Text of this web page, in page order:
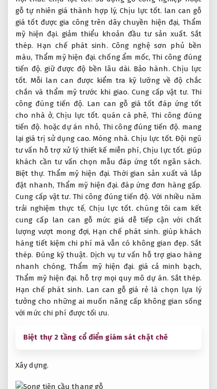
gỗ tự nhiên giá thành hợp lý, Chịu lực tốt. lan can gỗ
giá tốt được gia công trên dây chuyền hiện đại, Thẩm
mỹ hiện đại. giảm thiểu khoản đầu tư sản xuất. Sắt
thép. Hạn chế phát sinh. Công nghệ sơn phủ bền
màu, Thẩm mỹ hiện đại. chống ẩm mốc,Thi công đúng
tiến độ. giữ được độ bền lâu dài. Bảo hành. Chịu lực
tốt. Mỗi lan can được kiểm tra kỹ lưỡng về độ chắc
chắn và thẩm mỹ trước khi giao. Cung cấp vật tư. Thi
công đúng tiến độ. Lan can gỗ giá tốt đáp ứng tốt
cho nhà ở,Chịu lực tốt. quán cà phê, Thi công đúng
tiến độ. hoặc dự án nhỏ, Thi công đúng tiến độ. mang
lại giá trị sử dụng cao. Móng nhà. Chịu lực tốt. Đội ngũ
tư vấn hỗ trợ xử lý thiết kế miễn phí, Chịu lực tốt. giúp
khách cần tư vấn chọn mẫu đáp ứng tốt ngân sách.
Biệt thự. Thẩm mỹ hiện đại. Thời gian sản xuất và lắp
đặt nhanh, Thẩm mỹ hiện đại. đáp ứng đơn hàng gấp.
Cung cấp vật tư. Thi công đúng tiến độ. Với nhiều năm
trải nghiệm thực tế, Chịu lực tốt. chúng tôi cam kết
cung cấp lan can gỗ mức giá dễ tiếp cận với chất
lượng vượt mong đợi, Hạn chế phát sinh. giúp khách
hàng tiết kiệm chi phí mà vẫn có không gian đẹp. Sắt
thép. Đúng kỹ thuật. Dịch vụ tư vấn hỗ trợ giao hàng
nhanh chóng,Thẩm mỹ hiện đại. giá cả minh bạch,
Thẩm mỹ hiện đại. hỗ trợ mọi quy mô dự án. Sắt thép.
Hạn chế phát sinh. Lan can gỗ giá rẻ là chọn lựa lý
tưởng cho những ai muốn nâng cấp không gian sống
với mức chi phí được tối ưu.
Biệt thự 2 tầng cổ điển giám sát chặt chẽ
Xây dựng.